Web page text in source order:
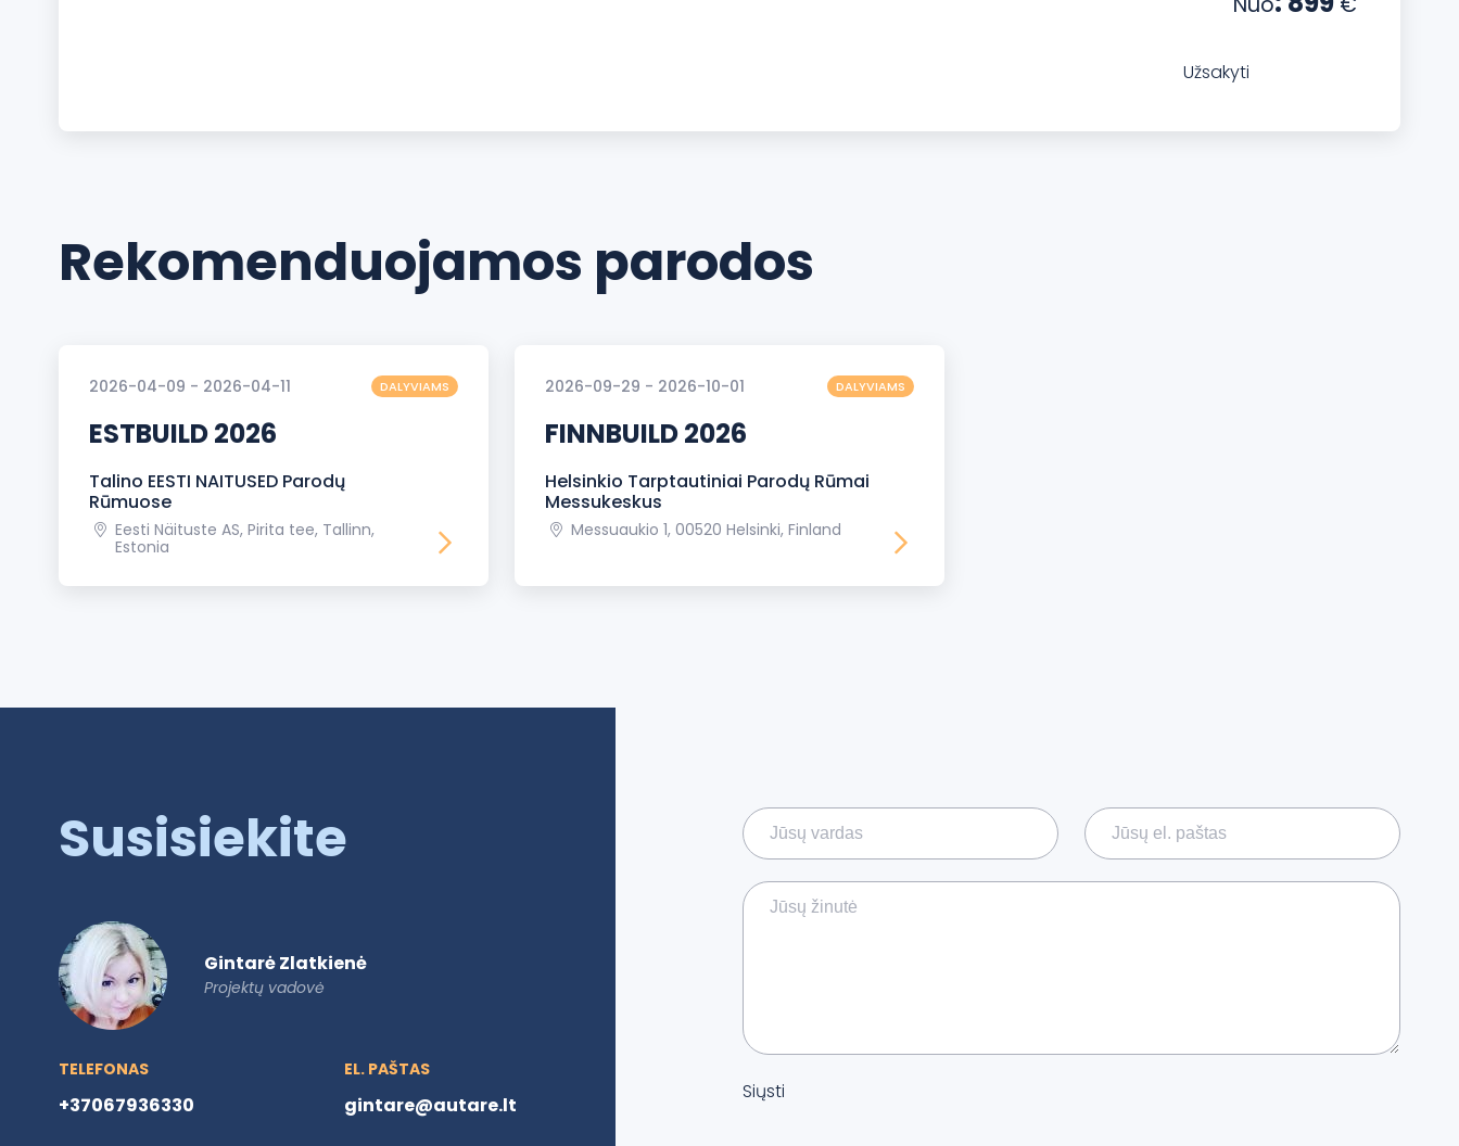
Užsakyti
Rekomenduojamos parodos
2026-04-09 - 2026-04-11 DALYVIAMS
ESTBUILD 2026
Talino EESTI NAITUSED Parodų
Rūmuose
Eesti Näituste AS, Pirita tee, Tallinn,
Estonia
2026-09-29 - 2026-10-01 DALYVIAMS
FINNBUILD 2026
Helsinkio Tarptautiniai Parodų Rūmai
Messukeskus
Messuaukio 1, 00520 Helsinki, Finland
Susisiekite
Gintarė Zlatkienė
Projektų vadovė
TELEFONAS
+37067936330
EL. PAŠTAS
gintare@autare.lt
Siųsti